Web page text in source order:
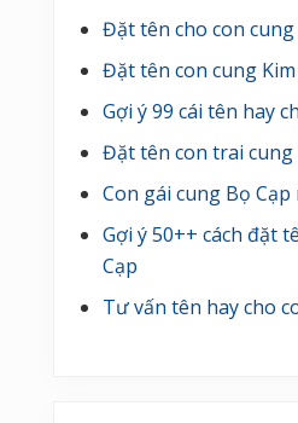
Đặt tên cho con
Đặt tên con cung
Gợi ý 99 cái tên hay
Đặt tên con trai
Con gái cung Bọ
Gợi ý 50++ cách đặt
Cạp
Tư vấn tên hay cho